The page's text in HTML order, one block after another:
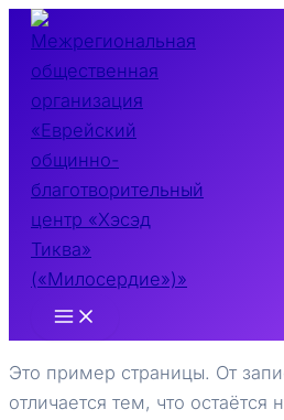
Перейти
содержимому
Main
Это пример страницы. От
отличается тем, что